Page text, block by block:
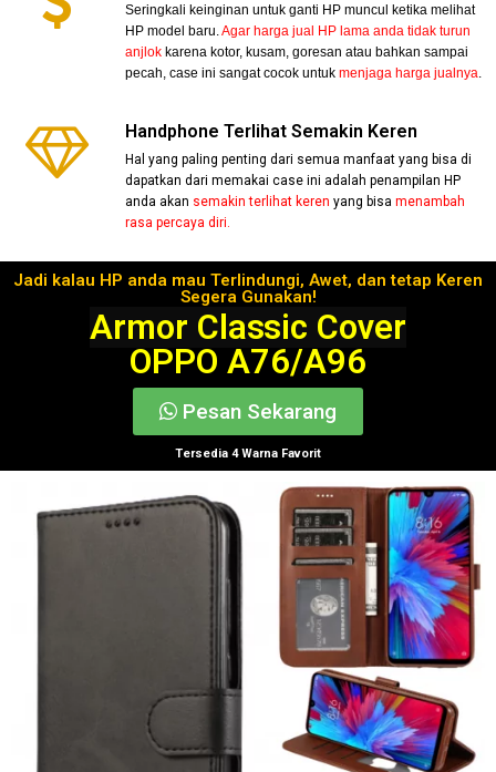
Seringkali keinginan untuk ganti HP muncul ketika melihat
HP model baru.Agar harga jual HP lama anda tidak turun
anjlok karena kotor, kusam, goresan atau bahkan sampai
pecah, case ini sangat cocok untukmenjaga harga jualnya.
Handphone Terlihat Semakin Keren
Hal yang paling penting dari semua manfaat yang bisa di
dapatkan dari memakai case ini adalah penampilan HP
anda akan semakin terlihat keren yang bisamenambah
rasa percaya diri.
Jadi kalau HP anda mau Terlindungi, Awet, dan tetap Keren
Segera Gunakan!
Armor Classic Cover
OPPO A76/A96
Pesan Sekarang
Tersedia 4 Warna Favorit